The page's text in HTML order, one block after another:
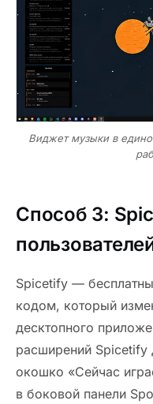
Виджет музыки в
Способ 3:
Spicetify —
кодом, который
десктопного
расширений Spicetify
окошко «Сейчас
в боковой панели